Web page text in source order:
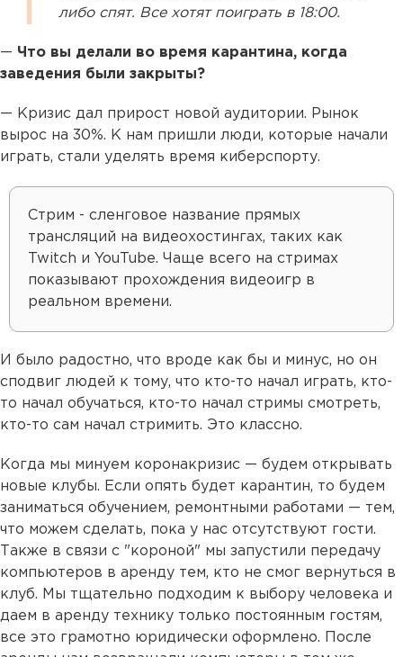
либо спят. Все хотят поиграть в 18:00.
— Что вы делали во время карантина, когда
заведения были закрыты?
— Кризис дал прирост новой аудитории. Рынок
вырос на 30%. К нам пришли люди, которые начали
играть, стали уделять время киберспорту.
Стрим - сленговое название прямых
трансляций на видеохостингах, таких как
Twitch и YouTube. Чаще всего на стримах
показывают прохождения видеоигр в
реальном времени.
И было радостно, что вроде как бы и минус, но он
сподвиг людей к тому, что кто-то начал играть, кто-
то начал обучаться, кто-то начал стримы смотреть,
кто-то сам начал стримить. Это классно.
Когда мы минуем коронакризис — будем открывать
новые клубы. Если опять будет карантин, то будем
заниматься обучением, ремонтными работами — тем,
что можем сделать, пока у нас отсутствуют гости.
Также в связи с "короной" мы запустили передачу
компьютеров в аренду тем, кто не смог вернуться в
клуб. Мы тщательно подходим к выбору человека и
даем в аренду технику только постоянным гостям,
все это грамотно юридически оформлено. После